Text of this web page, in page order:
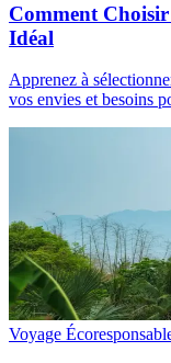
Comment
Idéal
Apprenez à
vos envies et besoins
Voyage